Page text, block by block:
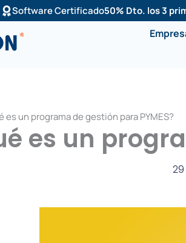
Software Certificado50% Dto. los 3
es un programa de gestión para PYMES?
es un
29